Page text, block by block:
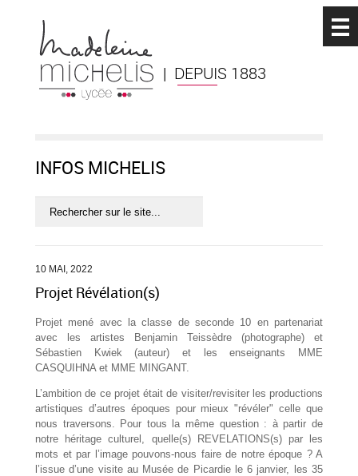
| DEPUIS 1883
INFOS MICHELIS
10 MAI, 2022
Projet Révélation(s)
Projet mené avec la classe de seconde 10 en partenariat
avec les artistes Benjamin Teissèdre (photographe) et
Sébastien Kwiek (auteur) et les enseignants MME
CASQUIHNA et MME MINGANT.
L’ambition de ce projet était de visiter/revisiter les productions
artistiques d’autres époques pour mieux "révéler" celle que
nous traversons. Pour tous la même question : à partir de
notre héritage culturel, quelle(s) REVELATIONS(s) par les
mots et par l’image pouvons-nous faire de notre époque ? A
l’issue d’une visite au Musée de Picardie le 6 janvier, les 35